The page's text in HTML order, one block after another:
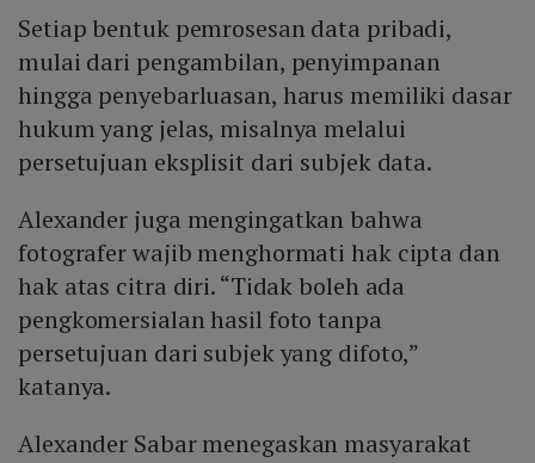
Setiap bentuk pemrosesan data pribadi,
mulai dari pengambilan, penyimpanan
hingga penyebarluasan, harus memiliki dasar
hukum yang jelas, misalnya melalui
persetujuan eksplisit dari subjek data.
Alexander juga mengingatkan bahwa
fotografer wajib menghormati hak cipta dan
hak atas citra diri. “Tidak boleh ada
pengkomersialan hasil foto tanpa
persetujuan dari subjek yang difoto,”
katanya.
Alexander Sabar menegaskan masyarakat